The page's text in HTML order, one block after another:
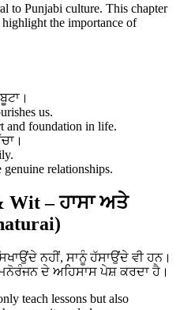
to Punjabi culture. This chapter
the importance of
us.
and foundation in life.
relationships.
Wit – ਹਾਸਾ ਅਤੇ
ਨਹੀਂ, ਸਾਨੂੰ ਹੱਸਾਉਂਦੇ ਵੀ ਹਨ।
ਦੇ ਅਹਿਸਾਸ ਪੇਸ਼ ਕਰਦਾ ਹੈ।
teach lessons but also